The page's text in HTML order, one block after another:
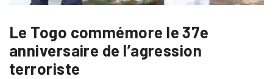
Le Togo commémore le 37e
anniversaire de l’agression
terroriste